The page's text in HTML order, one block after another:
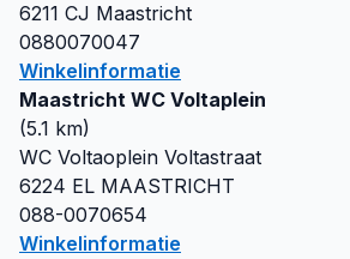
6211 CJ Maastricht
0880070047
Winkelinformatie
Maastricht WC Voltaplein
(5.1 km)
WC Voltaoplein Voltastraat
6224 EL MAASTRICHT
088-0070654
Winkelinformatie